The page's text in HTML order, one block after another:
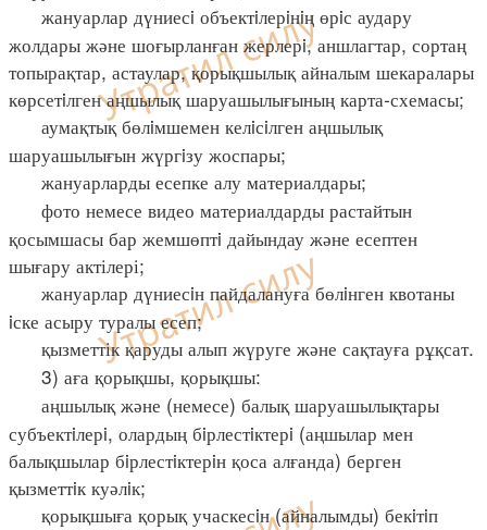
жануарлар дүниесi объектiлерiнiң өрiс аудару
жолдары және шоғырланған жерлерi, аншлагтар, сортаң
топырақтар, астаулар, қорықшылық айналым шекаралары
көрсетiлген аңшылық шаруашылығының карта-схемасы;
аумақтық бөлiмшемен келiсiлген аңшылық
шаруашылығын жүргiзу жоспары;
жануарларды есепке алу материалдары;
фото немесе видео материалдарды растайтын
қосымшасы бар жемшөптi дайындау және есептен
шығару актілері;
жануарлар дүниесiн пайдалануға бөлiнген квотаны
iске асыру туралы есеп;
қызметтік қаруды алып жүруге және сақтауға рұқсат.
3) аға қорықшы, қорықшы:
аңшылық және (немесе) балық шаруашылықтары
субъектiлерi, олардың бiрлестiктерi (аңшылар мен
балықшылар бiрлестiктерiн қоса алғанда) берген
қызметтiк куәлiк;
қорықшыға қорық учаскесiн (айналымды) бекiтiп